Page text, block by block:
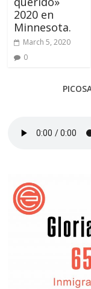
2020 en
Minnesota.
March 5, 2020
0